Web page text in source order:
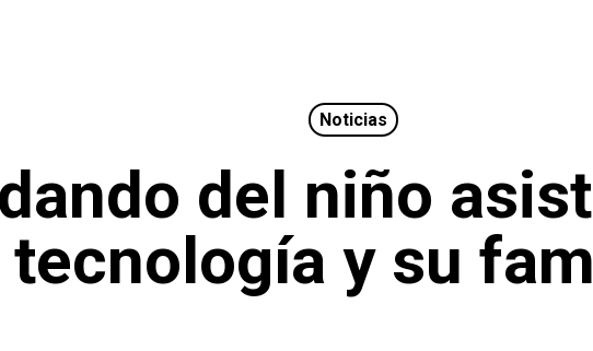
Noticias
del niño
tecnología y su